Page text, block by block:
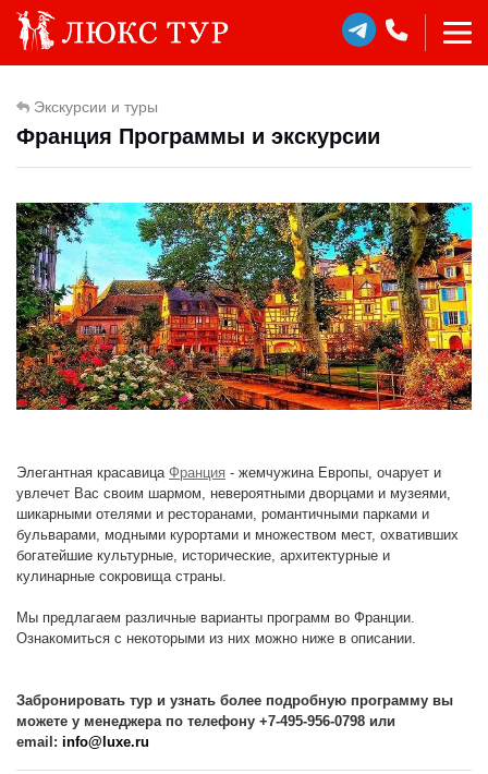
Экскурсии и туры
Франция Программы и экскурсии
Элегантная красавица Франция - жемчужина Европы, очарует и
увлечет Вас своим шармом, невероятными дворцами и музеями,
шикарными отелями и ресторанами, романтичными парками и
бульварами, модными курортами и множеством мест, охвативших
богатейшие культурные, исторические, архитектурные и
кулинарные сокровища страны.
Мы предлагаем различные варианты программ во Франции.
Ознакомиться с некоторыми из них можно ниже в описании.
Забронировать тур и узнать более подробную программу вы
можете у менеджера по телефону +7-495-956-0798 или
email: info@luxe.ru